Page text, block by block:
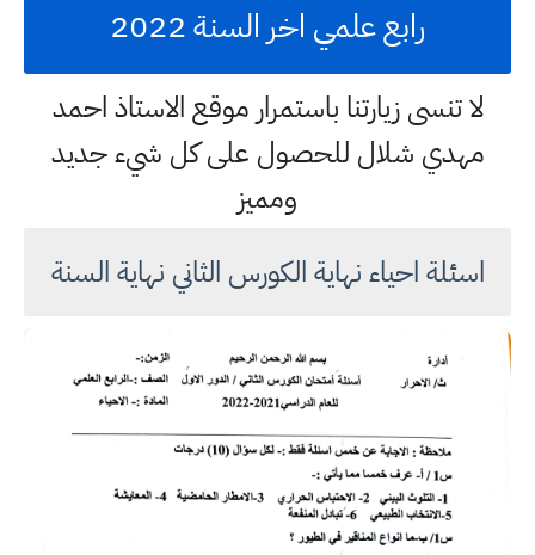
رابع علمي اخر السنة 2022
لا تنسى زيارتنا باستمرار موقع الاستاذ احمد
مهدي شلال للحصول على كل شيء جديد
ومميز
اسئلة احياء نهاية الكورس الثاني نهاية السنة